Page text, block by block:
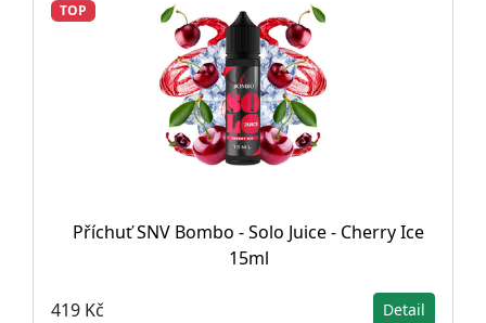
TOP
Příchuť SNV Bombo - Solo Juice - Cherry Ice
15ml
419 Kč Detail